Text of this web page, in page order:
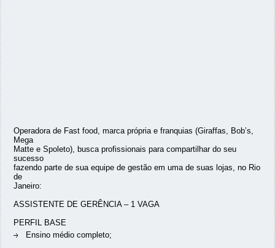
Operadora de Fast food, marca própria e franquias (Giraffas, Bob’s,
Mega
Matte e Spoleto), busca profissionais para compartilhar do seu
sucesso
fazendo parte de sua equipe de gestão em uma de suas lojas, no Rio
de
Janeiro:
ASSISTENTE DE GERÊNCIA – 1 VAGA
PERFIL BASE
Ensino médio completo;